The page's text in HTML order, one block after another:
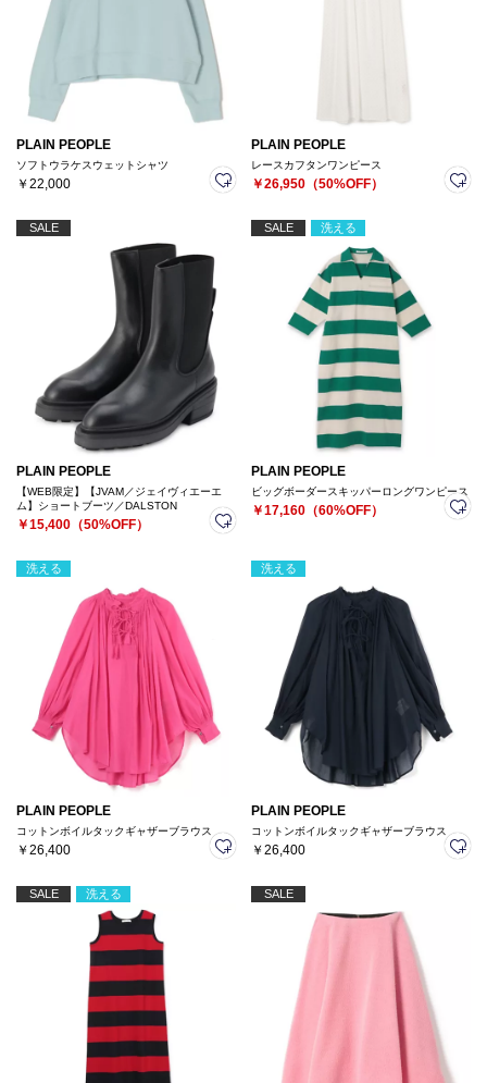
PLAIN PEOPLE
ソフトウラケスウェットシャツ
￥22,000
PLAIN PEOPLE
レースカフタンワンピース
￥26,950（50%OFF）
SALE
PLAIN PEOPLE
【WEB限定】【JVAM／ジェイヴィエーエ
ム】ショートブーツ／DALSTON
￥15,400（50%OFF）
SALE 洗える
PLAIN PEOPLE
ビッグボーダースキッパーロングワンピース
￥17,160（60%OFF）
洗える
PLAIN PEOPLE
コットンボイルタックギャザーブラウス
￥26,400
洗える
PLAIN PEOPLE
コットンボイルタックギャザーブラウス
￥26,400
SALE 洗える SALE